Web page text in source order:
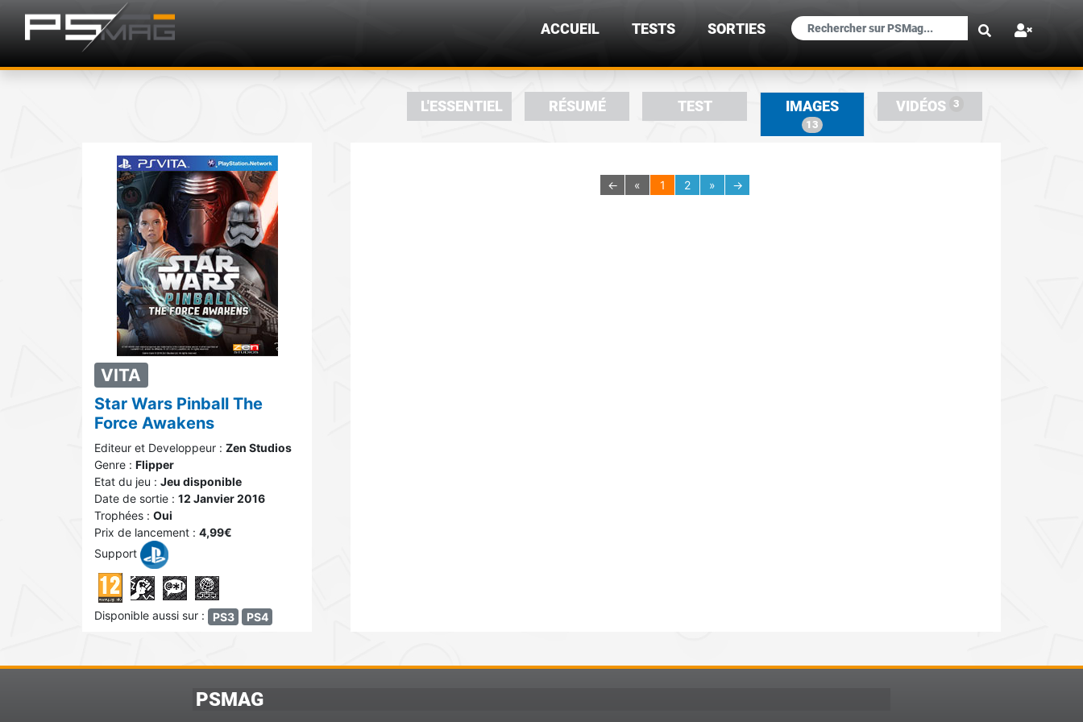
×
ACCUEIL TESTS SORTIES
L'ESSENTIEL RÉSUMÉ TEST IMAGES
13
VIDÉOS 3
VITA
Star Wars Pinball The
Force Awakens
Editeur et Developpeur : Zen Studios
Genre : Flipper
Etat du jeu : Jeu disponible
Date de sortie : 12 Janvier 2016
Trophées : Oui
Prix de lancement : 4,99€
Support
Disponible aussi sur : PS3 PS4
← « 1 2 » →
PSMAG